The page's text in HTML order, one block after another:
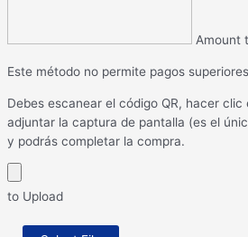
Amount
Este método no permite pagos
Debes escanear el código QR, hacer
adjuntar la captura de pantalla (es el
y podrás completar la compra.
to Upload